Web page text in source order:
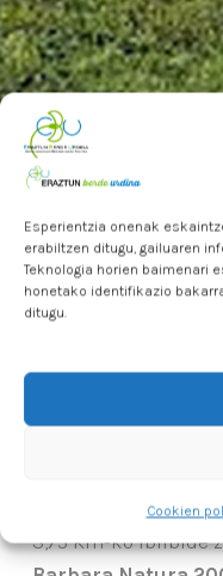
Esperientzia onenak
erabiltzen ditugu, gailuaren
Teknologia horien baimenari
honetako identifikazio
ditugu.
Cookien
3,75 Km-ko ibilbide